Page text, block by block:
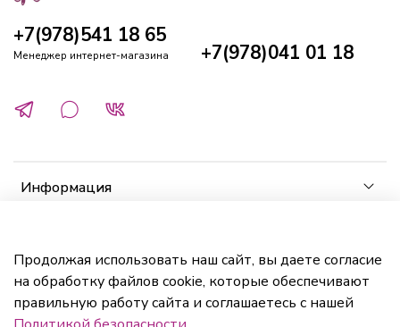
Информация
Кабинет
+7(978)541 18 65
Менеджер интернет-магазина +7(978)041 01 18
Продолжая использовать наш сайт, вы даете согласие
на обработку файлов cookie, которые обеспечивают
правильную работу сайта и соглашаетесь с нашей